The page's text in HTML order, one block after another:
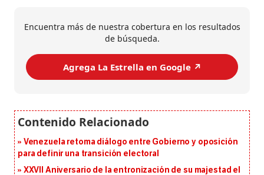
Encuentra más de nuestra cobertura en los resultados
de búsqueda.
Agrega La Estrella en Google ↗️
Venezuela retoma diálogo entre Gobierno y oposición
para definir una transición electoral
XXVII Aniversario de la entronización de su majestad el